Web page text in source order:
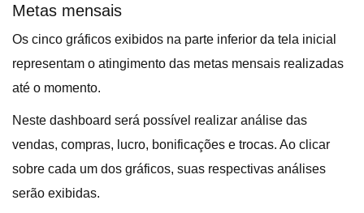
Metas mensais
Os cinco gráficos exibidos na parte inferior da tela inicial
representam o atingimento das metas mensais realizadas
até o momento.
Neste dashboard será possível realizar análise das
vendas, compras, lucro, bonificações e trocas. Ao clicar
sobre cada um dos gráficos, suas respectivas análises
serão exibidas.